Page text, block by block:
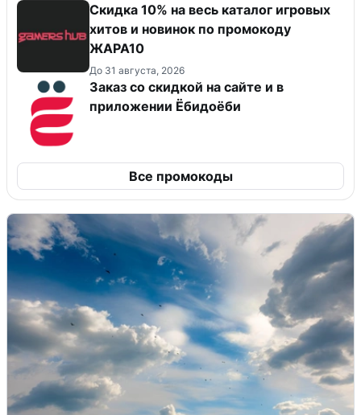
Скидка 10% на весь каталог игровых
хитов и новинок по промокоду
ЖАРА10
До 31 августа, 2026
Заказ со скидкой на сайте и в
приложении Ёбидоёби
Все промокоды